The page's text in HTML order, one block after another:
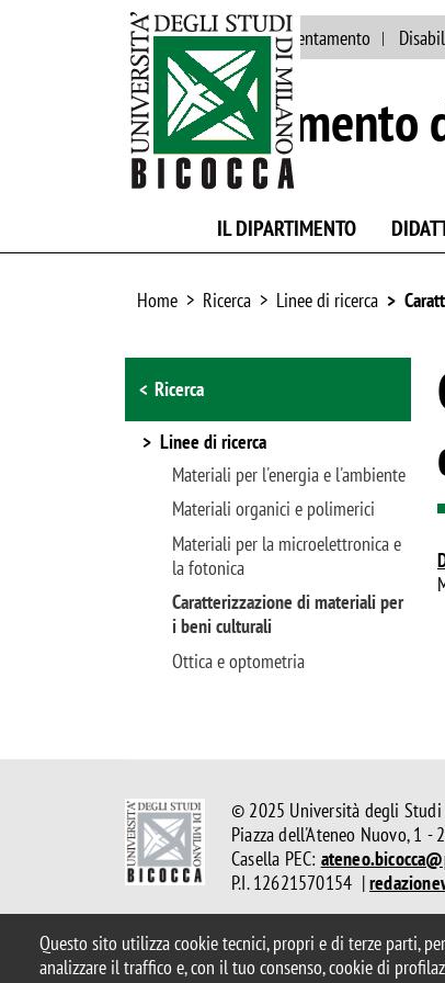
Questo sito utilizza cookie tecnici, propri e di terze parti,
analizzare il traffico e, con il tuo consenso, cookie di
Ateneo Staff Orientamento
Dipartimento
IL DIPARTIMENTO
Home Ricerca Linee di ricerca
Browse the
Ricerca
Linee di ricerca
Materiali per l'energia e l'ambiente
Materiali organici e polimerici
Materiali per la microelettronica e
la fotonica
Caratterizzazione di materiali per
i beni culturali
Ottica e optometria
© 2025 Università degli Studi
Piazza dell'Ateneo Nuovo, 1 -
Casella PEC:
P.I. 12621570154 |
Note legali Privacy e cookie policy
Accessibilità Statistiche di accesso Rivedi le tue